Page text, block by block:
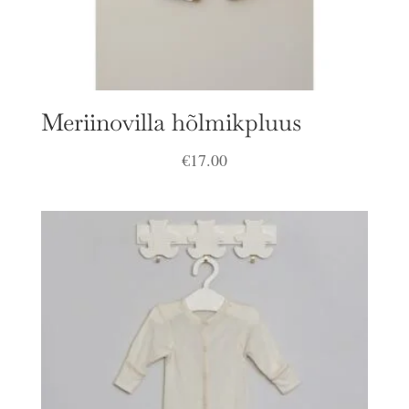
Meriinovilla hõlmikpluus
€17.00